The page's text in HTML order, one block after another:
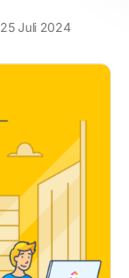
25 Juli 2024